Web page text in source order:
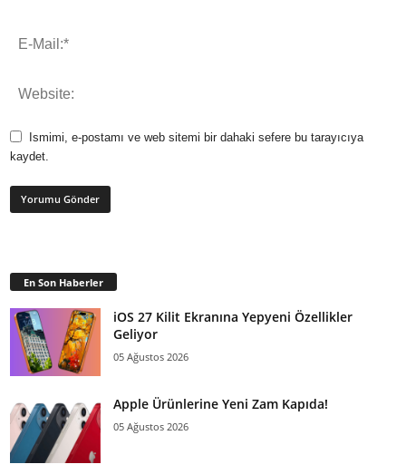
Ismimi, e-postamı ve web sitemi bir dahaki sefere bu tarayıcıya
kaydet.
En Son Haberler
iOS 27 Kilit Ekranına Yepyeni Özellikler
Geliyor
05 Ağustos 2026
Apple Ürünlerine Yeni Zam Kapıda!
05 Ağustos 2026